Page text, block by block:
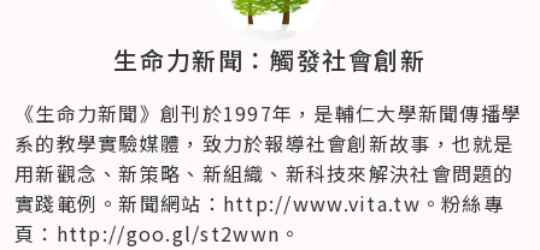
生命力新聞：觸發社會創新
《生命力新聞》創刊於1997年，是輔仁大學新聞傳播學
系的教學實驗媒體，致力於報導社會創新故事，也就是
用新觀念、新策略、新組織、新科技來解決社會問題的
實踐範例。新聞網站：http://www.vita.tw。粉絲專
頁：http://goo.gl/st2wwn。